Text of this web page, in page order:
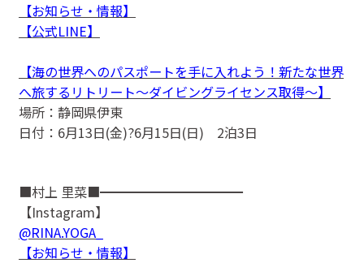
【お知らせ・情報】
【公式LINE】
【海の世界へのパスポートを手に入れよう！新たな世界
へ旅するリトリート〜ダイビングライセンス取得〜】
場所：静岡県伊東
日付：6月13日(金)?6月15日(日) 2泊3日
■村上 里菜■━━━━━━━━━━━
【Instagram】
@RINA.YOGA_
【お知らせ・情報】